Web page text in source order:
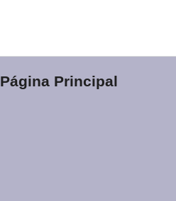
Página Principal